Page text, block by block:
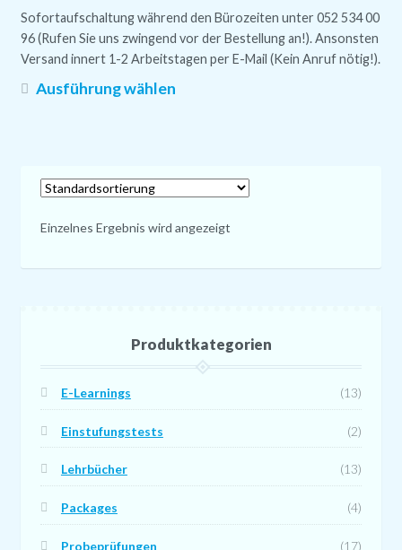
Sofortaufschaltung während den Bürozeiten unter 052 534 00
96 (Rufen Sie uns zwingend vor der Bestellung an!). Ansonsten
Versand innert 1-2 Arbeitstagen per E-Mail (Kein Anruf nötig!).
Ausführung wählenDieses
Varianten
auf.
können
gewählt
Einzelnes Ergebnis wird angezeigt
Produktkategorien
E-Learnings (13)
Einstufungstests (2)
Lehrbücher (13)
Packages (4)
Probeprüfungen
(17)